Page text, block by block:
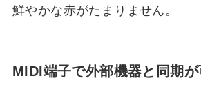
鮮やかな赤がたまりません。
MIDI端子で外部機器と同期